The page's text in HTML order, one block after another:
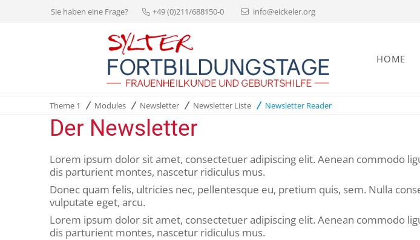
Sie haben eine Frage? +49 (0)211/688150-0 info@eickeler.org
Navigation
HOME
Theme 1 Modules Newsletter Newsletter Liste Newsletter Reader
Der Newsletter
Lorem ipsum dolor sit amet, consectetuer adipiscing elit. Aenean commodo
dis parturient montes, nascetur ridiculus mus.
Donec quam felis, ultricies nec, pellentesque eu, pretium quis, sem. Nulla
vulputate eget, arcu.
Lorem ipsum dolor sit amet, consectetuer adipiscing elit. Aenean commodo
dis parturient montes, nascetur ridiculus mus.